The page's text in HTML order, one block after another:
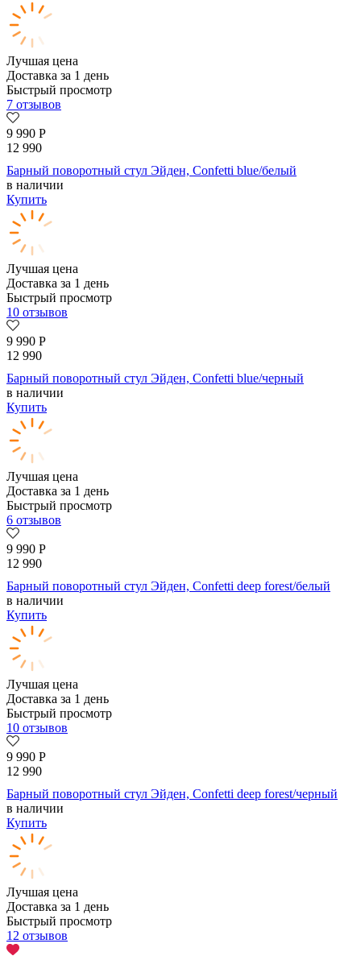
Лучшая цена
Доставка за 1 день
Быстрый просмотр
7 отзывов
9 990 Р
12 990
Барный поворотный стул Эйден, Confetti blue/белый
в наличии
Купить
Лучшая цена
Доставка за 1 день
Быстрый просмотр
10 отзывов
9 990 Р
12 990
Барный поворотный стул Эйден, Confetti blue/черный
в наличии
Купить
Лучшая цена
Доставка за 1 день
Быстрый просмотр
6 отзывов
9 990 Р
12 990
Барный поворотный стул Эйден, Confetti deep forest/белый
в наличии
Купить
Лучшая цена
Доставка за 1 день
Быстрый просмотр
10 отзывов
9 990 Р
12 990
Барный поворотный стул Эйден, Confetti deep forest/черный
в наличии
Купить
Лучшая цена
Доставка за 1 день
Быстрый просмотр
12 отзывов